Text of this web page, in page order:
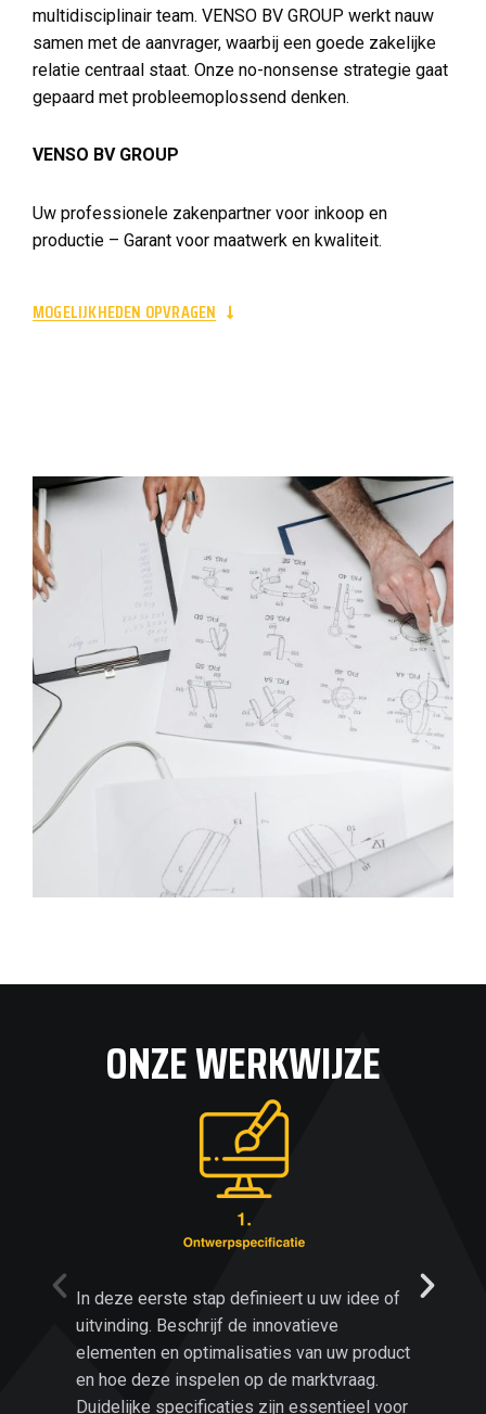
multidisciplinair team. VENSO BV GROUP werkt nauw
samen met de aanvrager, waarbij een goede zakelijke
relatie centraal staat. Onze no-nonsense strategie gaat
gepaard met probleemoplossend denken.
VENSO BV GROUP
Uw professionele zakenpartner voor inkoop en
productie – Garant voor maatwerk en kwaliteit.
MOGELIJKHEDEN OPVRAGEN
ONZE WERKWIJZE
In deze eerste stap definieert u uw idee of
uitvinding. Beschrijf de innovatieve
elementen en optimalisaties van uw product
en hoe deze inspelen op de marktvraag.
Duidelijke specificaties zijn essentieel voor